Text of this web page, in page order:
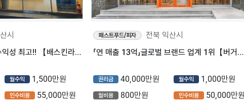
시
「익산시」안정성 최고!! 수익성 최고!! 【배스킨라빈스】
월수익 1,500만원
인수비용 55,000만원
패스트푸드/피자
전북 익산시
「연 매출 13억」글로벌 브랜드 업계 1위【버거킹】
권리금 40,000만원 월수익 1,000만원
월비용 800만원 인수비용 50,000만